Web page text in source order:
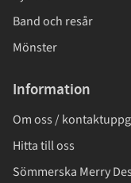
Band och resår
Mönster
Information
Om oss /
Hitta till oss
Sömmerska Merry